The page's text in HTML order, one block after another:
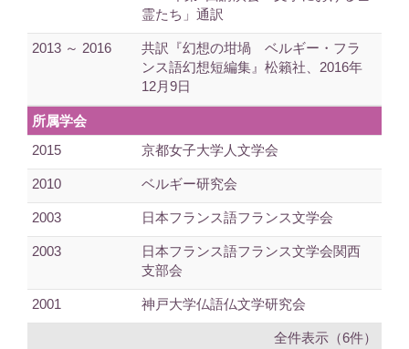
霊たち」通訳
2013 ～ 2016
共訳『幻想の坩堝 ベルギー・フラ
ンス語幻想短編集』松籟社、2016年
12月9日
所属学会
2015
京都女子大学人文学会
2010 ベルギー研究会
2003 日本フランス語フランス文学会
2003
日本フランス語フランス文学会関西
支部会
2001 神戸大学仏語仏文学研究会
全件表示（6件）